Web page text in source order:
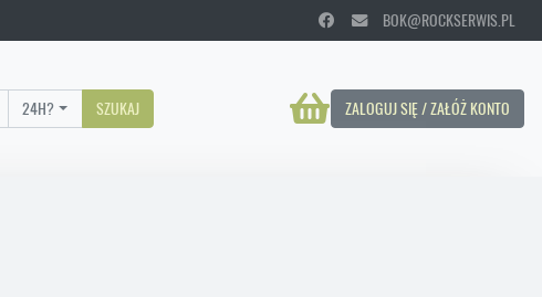
BOK@ROCKSERWIS.PL
ZALOGUJ SIĘ / ZAŁÓŻ KONTO
24H? SZUKAJ